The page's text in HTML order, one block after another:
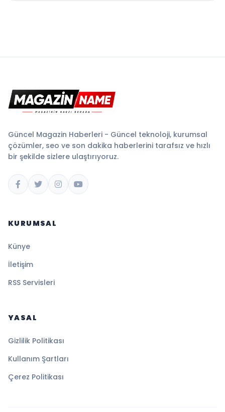
Güncel Magazin Haberleri - Güncel teknoloji, kurumsal
çözümler, seo ve son dakika haberlerini tarafsız ve hızlı
bir şekilde sizlere ulaştırıyoruz.
KURUMSAL
Künye
İletişim
RSS Servisleri
YASAL
Gizlilik Politikası
Kullanım Şartları
Çerez Politikası